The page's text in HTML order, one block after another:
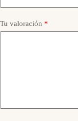
Tu valoración *